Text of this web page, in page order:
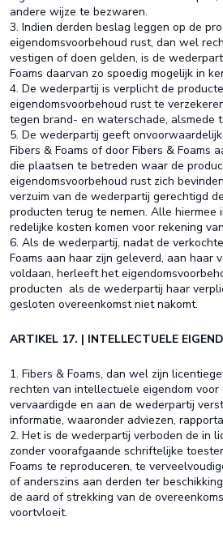
andere wijze te bezwaren.
3. Indien derden beslag leggen op de
eigendomsvoorbehoud rust, dan wel
vestigen of doen gelden, is de
Foams daarvan zo spoedig mogelijk in
4. De wederpartij is verplicht de
eigendomsvoorbehoud rust te
tegen brand- en waterschade, alsmede
5. De wederpartij geeft
Fibers & Foams of door Fibers & Foams
die plaatsen te betreden waar de
eigendomsvoorbehoud rust zich
verzuim van de wederpartij gerechtigd
producten terug te nemen. Alle hiermee
redelijke kosten komen voor rekening
6. Als de wederpartij, nadat de
Foams aan haar zijn geleverd, aan haar
voldaan, herleeft het
producten als de wederpartij haar
gesloten overeenkomst niet nakomt.
ARTIKEL 17. | INTELLECTUELE
1. Fibers & Foams, dan wel zijn
rechten van intellectuele eigendom voor
vervaardigde en aan de wederpartij
informatie, waaronder adviezen,
2. Het is de wederpartij verboden de in
zonder voorafgaande schriftelijke
Foams te reproduceren, te
of anderszins aan derden ter
de aard of strekking van de
voortvloeit.